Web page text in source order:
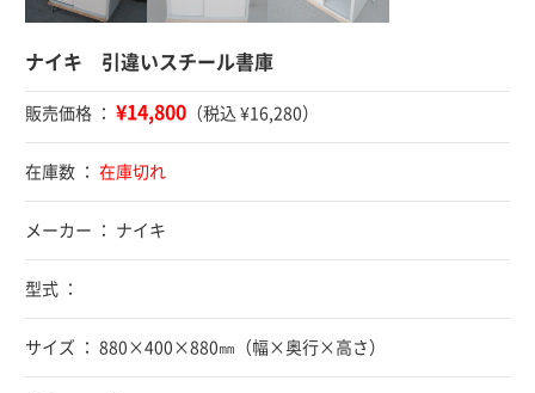
ナイキ 引違いスチール書庫
販売価格 ： ¥14,800 （税込 ¥16,280）
在庫数 ： 在庫切れ
メーカー ： ナイキ
型式 ：
サイズ ： 880×400×880㎜（幅×奥行×高さ）